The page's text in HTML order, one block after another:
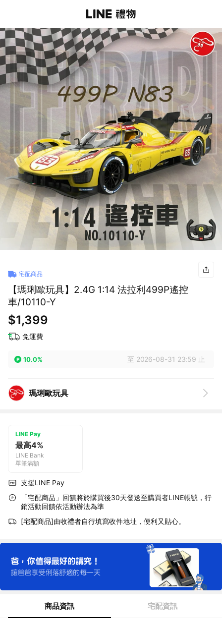
宅配商品
【瑪琍歐玩具】2.4G 1:14 法拉利499P遙控
車/10110-Y
$1,399
免運費
10.0% 至 2026-08-31 23:59 止
瑪琍歐玩具
LINE Pay
最高4%
LINE Bank
單筆滿額
支援LINE Pay
「宅配商品」回饋將於購買後30天發送至購買者LINE帳號，行
銷活動回饋依活動辦法為準
[宅配商品]由收禮者自行填寫收件地址，便利又貼心。
商品資訊 宅配資訊